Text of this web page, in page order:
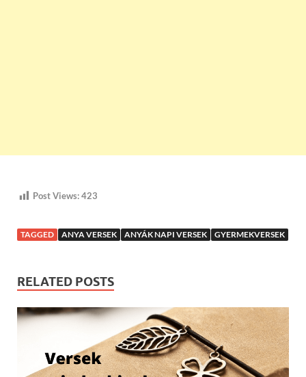
Post Views:423
TAGGED ANYA VERSEK ANYÁK NAPI VERSEK GYERMEKVERSEK
RELATED POSTS